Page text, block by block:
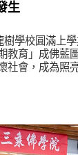
生
樹學校圓滿上
教育」成佛藍
社會，成為照